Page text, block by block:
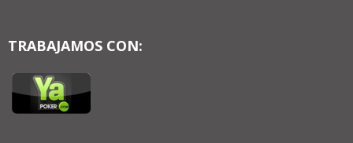
TRABAJAMOS CON: